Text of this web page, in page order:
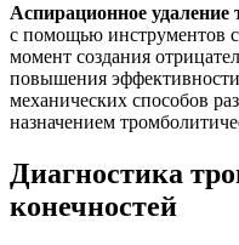
Аспирационное удаление
с помощью инструментов
момент создания
повышения
механических способов
назначением
Диагностика
конечностей